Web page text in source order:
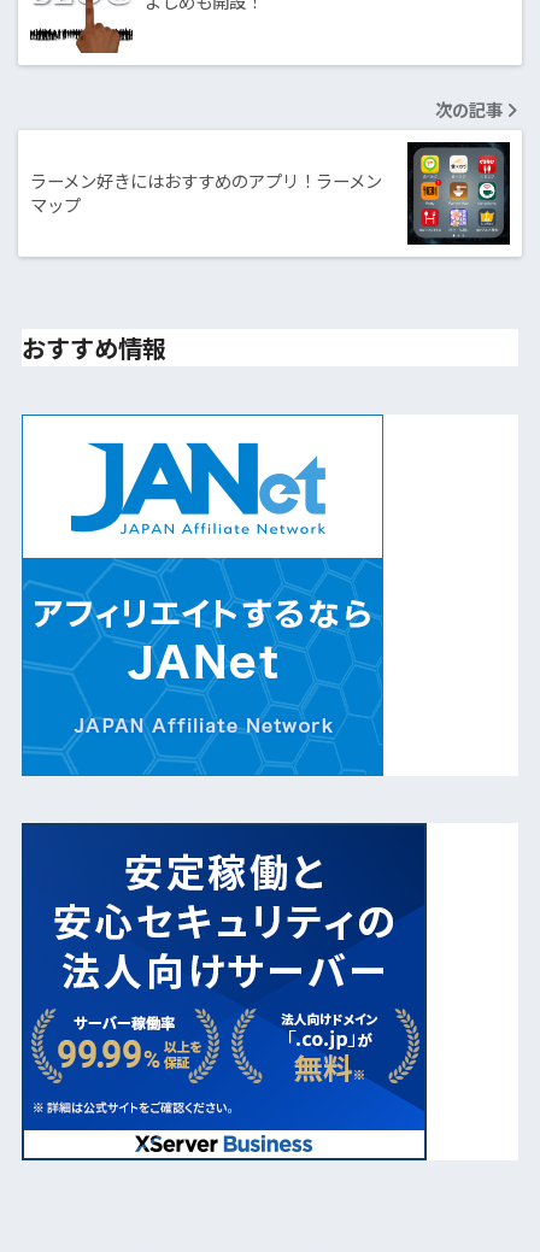
次の記事
ラーメン好きにはおすすめのアプリ！ラーメン
マップ
おすすめ情報